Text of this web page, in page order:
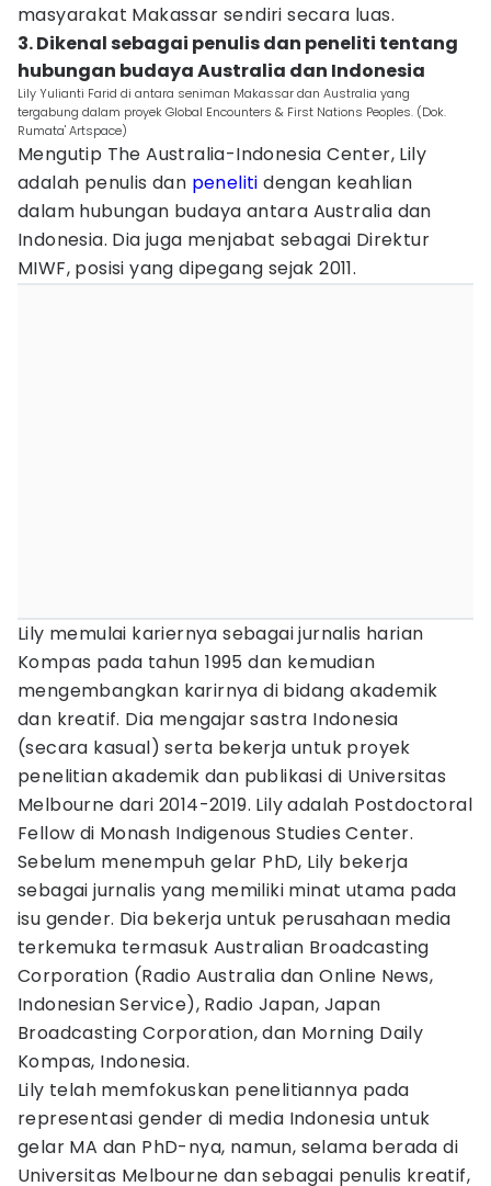
masyarakat Makassar sendiri secara luas.
3. Dikenal sebagai penulis dan peneliti tentang
hubungan budaya Australia dan Indonesia
Lily Yulianti Farid di antara seniman Makassar dan Australia yang
tergabung dalam proyek Global Encounters & First Nations Peoples. (Dok.
Rumata' Artspace)
Mengutip The Australia-Indonesia Center, Lily
adalah penulis dan peneliti dengan keahlian
dalam hubungan budaya antara Australia dan
Indonesia. Dia juga menjabat sebagai Direktur
MIWF, posisi yang dipegang sejak 2011.
Lily memulai kariernya sebagai jurnalis harian
Kompas pada tahun 1995 dan kemudian
mengembangkan karirnya di bidang akademik
dan kreatif. Dia mengajar sastra Indonesia
(secara kasual) serta bekerja untuk proyek
penelitian akademik dan publikasi di Universitas
Melbourne dari 2014-2019. Lily adalah Postdoctoral
Fellow di Monash Indigenous Studies Center.
Sebelum menempuh gelar PhD, Lily bekerja
sebagai jurnalis yang memiliki minat utama pada
isu gender. Dia bekerja untuk perusahaan media
terkemuka termasuk Australian Broadcasting
Corporation (Radio Australia dan Online News,
Indonesian Service), Radio Japan, Japan
Broadcasting Corporation, dan Morning Daily
Kompas, Indonesia.
Lily telah memfokuskan penelitiannya pada
representasi gender di media Indonesia untuk
gelar MA dan PhD-nya, namun, selama berada di
Universitas Melbourne dan sebagai penulis kreatif,